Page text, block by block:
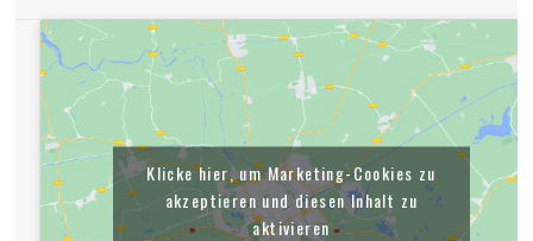
Klicke hier, um Marketing-Cookies zu
akzeptieren und diesen Inhalt zu
aktivieren